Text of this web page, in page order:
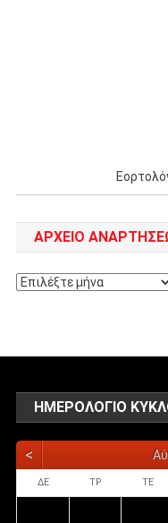
ΑΡΧΕΊΟ
Αρχείο
ΗΜΕΡΟΛΌΓΙΟ
<
ΔΕ ΤΡ ΤΕ